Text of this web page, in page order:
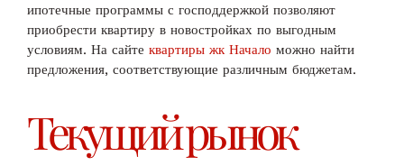
ипотечные программы с господдержкой позволяют
приобрести квартиру в новостройках по выгодным
условиям. На сайте квартиры жк Начало можно найти
предложения, соответствующие различным бюджетам.
Текущий рынок